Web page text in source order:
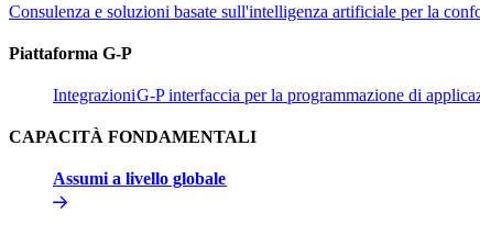
Consulenza e soluzioni basate sull'intelligenza artificiale per la
Piattaforma G-P​​
Integrazioni​​G-P interfaccia per la programmazione di
CAPACITÀ FONDAMENTALI​​
Assumi a livello globale​​